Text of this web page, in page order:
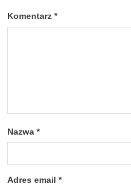
Komentarz *
Nazwa *
Adres email *